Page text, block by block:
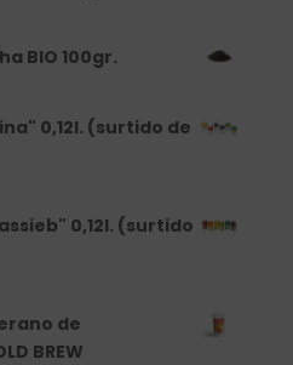
BIO 100gr.
0,12l. (surtido de
0,12l. (surtido
de
BREW